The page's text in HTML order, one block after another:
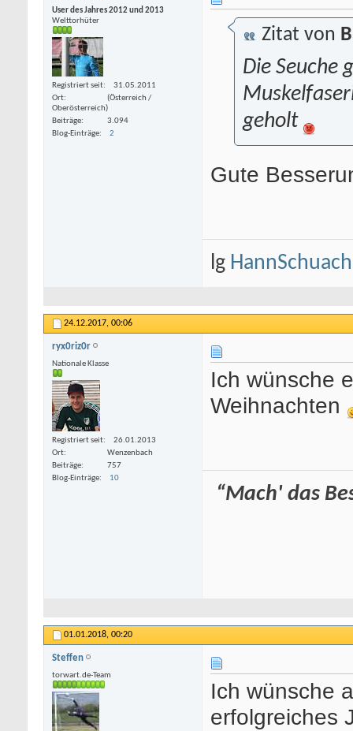
User des Jahres 2012 und 2013
Welttorhüter
Registriert seit
31.05.2011
Ort
(Österreich /
Oberösterreich)
Beiträge
3.094
Blog-Einträge
2
Zitat von
Die Seuche
geholt
Gute
lg HannSchuach
24.12.2017, 00:06
ryx0riz0r
Nationale Klasse
Registriert seit
26.01.2013
Ort
Wenzenbach
Beiträge
757
Blog-Einträge
10
Ich wünsche
Weihnachten
“Mach' das
01.01.2018, 00:20
Steffen
torwart.de-Team
Ich wünsche
erfolgreiches